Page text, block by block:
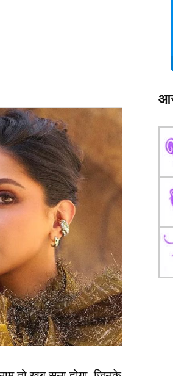
2025 (Champions
इलेवन में विकेटकीपर
है।
चुना है। तीसरे, चौथे और
नहीं किया है और विराट
कहेंगे रोहित शर्मा, फैंस